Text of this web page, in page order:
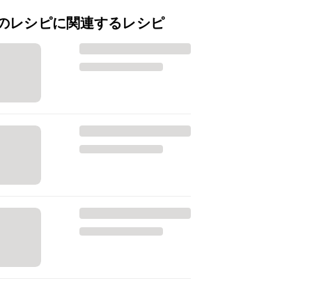
レシピに関連するレシピ